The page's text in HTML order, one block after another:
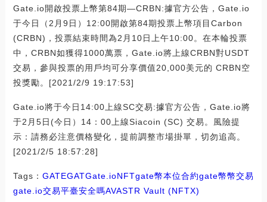
Gate.io開啟投票上幣第84期—CRBN:據官方公告，Gate.io
于今日（2月9日）12:00開啟第84期投票上幣項目Carbon
(CRBN)，投票結束時間為2月10日上午10:00。在本輪投票
中，CRBN如獲得1000萬票，Gate.io將上線CRBN對USDT
交易，參與投票的用戶均可分享價值20,000美元的 CRBN空
投獎勵。[2021/2/9 19:17:53]
Gate.io將于今日14:00上線SC交易:據官方公告，Gate.io將
于2月5日(今日）14：00上線Siacoin (SC) 交易。風險提
示：請務必注意價格變化，提前調整市場掛單，切勿追高。
[2021/2/5 18:57:28]
Tags： GATEGATGate.ioNFTgate幣本位合約gate幣幣交易
gate.io交易平臺安全嗎AVASTR Vault (NFTX)